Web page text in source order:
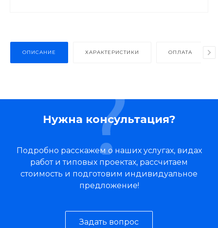
ОПИСАНИЕ ХАРАКТЕРИСТИКИ ОПЛАТА
Нужна консультация?
Подробно расскажем о наших услугах, видах
работ и типовых проектах, рассчитаем
стоимость и подготовим индивидуальное
предложение!
Задать вопрос